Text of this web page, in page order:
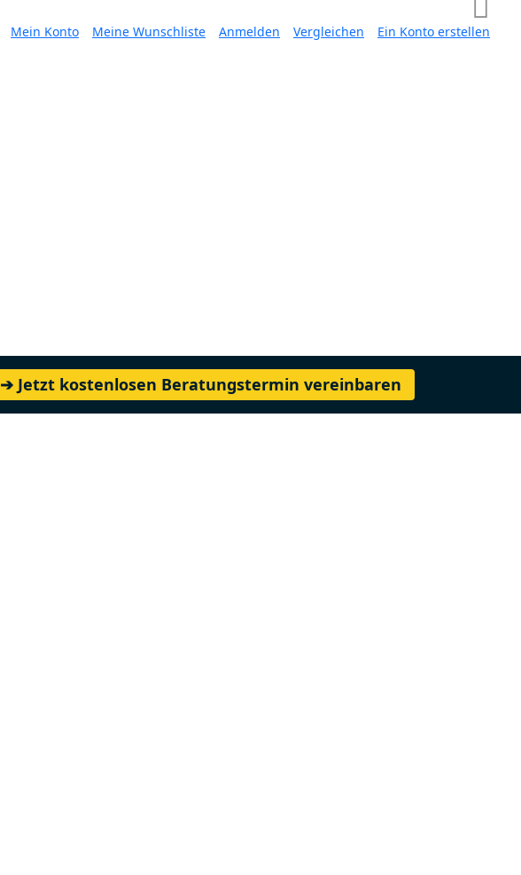
Mein Konto Meine Wunschliste Anmelden Vergleichen Ein Konto erstellen
➔ Jetzt kostenlosen Beratungstermin vereinbaren